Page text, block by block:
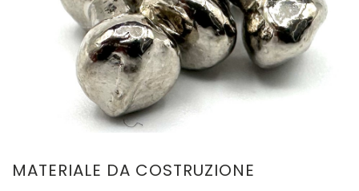
MATERIALE DA COSTRUZIONE